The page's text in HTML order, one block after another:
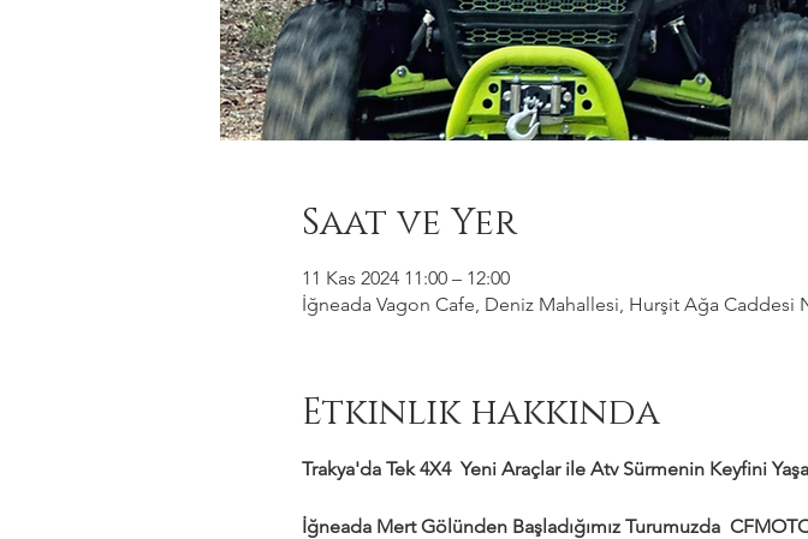
Saat ve Yer
11 Kas 2024 11:00 – 12:00
İğneada Vagon Cafe, Deniz Mahallesi, Hurşit Ağa Caddesi
Etkinlik hakkında
Trakya'da Tek 4X4  Yeni Araçlar ile Atv Sürmenin Keyfini
İğneada Mert Gölünden Başladığımız Turumuzda